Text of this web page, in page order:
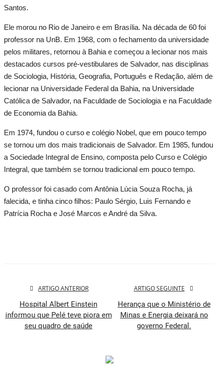
Santos.
Ele morou no Rio de Janeiro e em Brasília. Na década de 60 foi
professor na UnB. Em 1968, com o fechamento da universidade
pelos militares, retornou à Bahia e começou a lecionar nos mais
destacados cursos pré-vestibulares de Salvador, nas disciplinas
de Sociologia, História, Geografia, Português e Redação, além de
lecionar na Universidade Federal da Bahia, na Universidade
Católica de Salvador, na Faculdade de Sociologia e na Faculdade
de Economia da Bahia.
Em 1974, fundou o curso e colégio Nobel, que em pouco tempo
se tornou um dos mais tradicionais de Salvador. Em 1985, fundou
a Sociedade Integral de Ensino, composta pelo Curso e Colégio
Integral, que também se tornou tradicional em pouco tempo.
O professor foi casado com Antônia Lúcia Souza Rocha, já
falecida, e tinha cinco filhos: Paulo Sérgio, Luis Fernando e
Patrícia Rocha e José Marcos e André da Silva.
ARTIGO ANTERIOR
Hospital Albert Einstein
informou que Pelé teve piora em
seu quadro de saúde
ARTIGO SEGUINTE
Herança que o Ministério de
Minas e Energia deixará no
governo Federal.